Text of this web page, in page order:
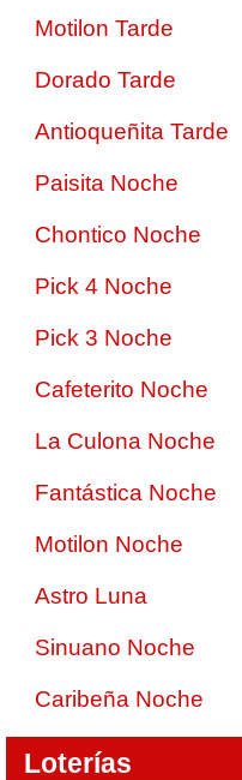
Motilon Tarde
Dorado Tarde
Antioqueñita Tarde
Paisita Noche
Chontico Noche
Pick 4 Noche
Pick 3 Noche
Cafeterito Noche
La Culona Noche
Fantástica Noche
Motilon Noche
Astro Luna
Sinuano Noche
Caribeña Noche
Loterías